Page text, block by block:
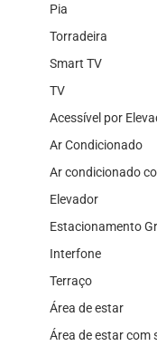
Pia
Torradeira
Smart TV
TV
Acessível por
Ar Condicionado
Ar condicionado
Elevador
Estacionamento
Interfone
Terraço
Área de estar
Área de estar com